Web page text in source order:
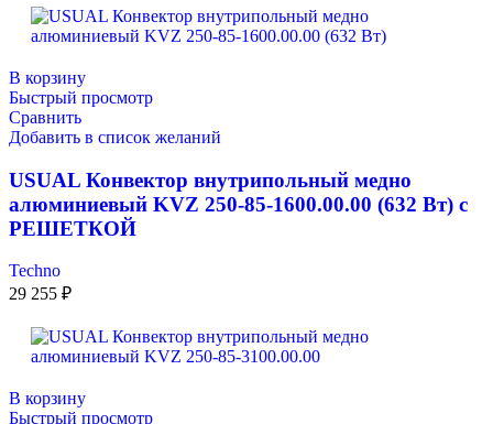
В корзину
Быстрый просмотр
Сравнить
Добавить в список желаний
USUAL Конвектор внутрипольный медно
алюминиевый KVZ 250-85-1600.00.00 (632 Вт) с
РЕШЕТКОЙ
Techno
29 255 ₽
В корзину
Быстрый просмотр